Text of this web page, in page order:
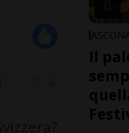
Il